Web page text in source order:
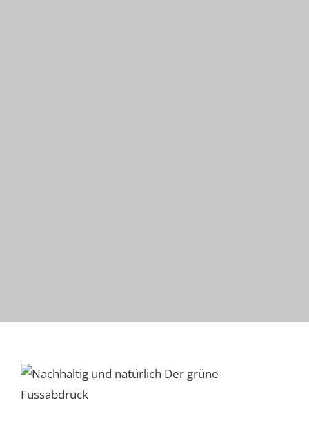
Nachhaltige und natürliche
Produkte haben ein
Ablaufdatum – und das ist